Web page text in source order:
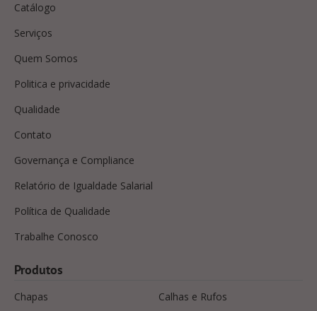
Catálogo
Serviços
Quem Somos
Politica e privacidade
Qualidade
Contato
Governança e Compliance
Relatório de Igualdade Salarial
Política de Qualidade
Trabalhe Conosco
Produtos
Chapas
Calhas e Rufos